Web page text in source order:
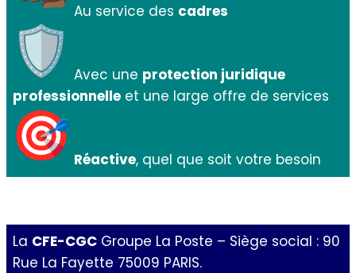
Au service des cadres
Avec une protection juridique
professionnelle et une large offre de services
Réactive, quel que soit votre besoin
La CFE-CGC Groupe La Poste – Siège social : 90
Rue La Fayette 75009 PARIS.